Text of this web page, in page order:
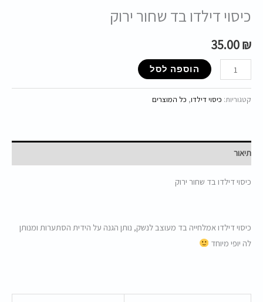
כיסוי דילדו בד שחור ירוק
35.00₪
הוספה לסל
קטגוריות: כיסוי דילדו, כל המוצרים
תיאור
כיסוי דילדו בד שחור ירוק
כיסוי דילדו אמלחייה בד מעוצב לנשק, נותן הגנה על הידית הסתערות ומנותן
לה יופי מיוחד